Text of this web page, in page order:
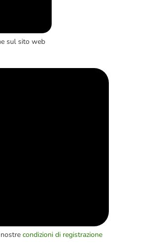
sul sito web
condizioni di registrazione